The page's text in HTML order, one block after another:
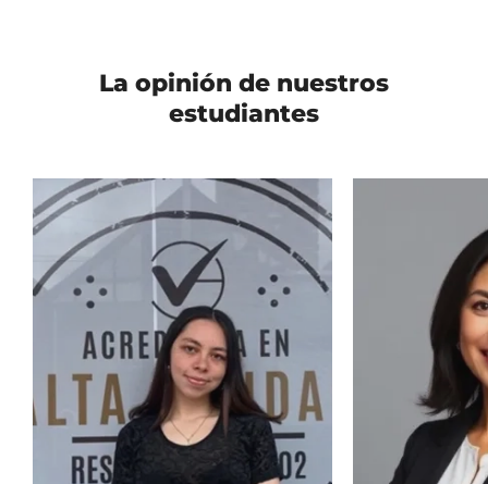
La opinión de nuestros
estudiantes